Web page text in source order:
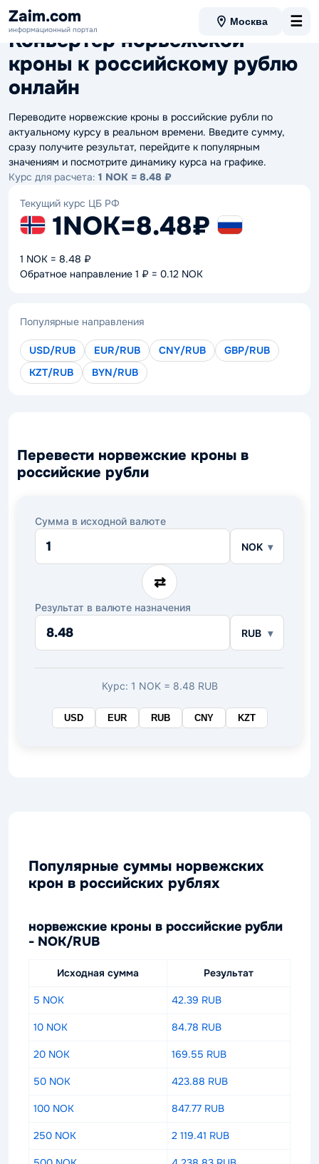
Zaim.com
информационный портал
Москва ☰
Данные актуальны на 06.08.2026 12:00
Конвертер норвежской
кроны к российскому рублю
онлайн
Переводите норвежские кроны в российские рубли по
актуальному курсу в реальном времени. Введите сумму,
сразу получите результат, перейдите к популярным
значениям и посмотрите динамику курса на графике.
Курс для расчета: 1 NOK = 8.48 ₽
Текущий курс ЦБ РФ
1NOK=8.48₽
1 NOK = 8.48 ₽
Обратное направление 1 ₽ = 0.12 NOK
Популярные направления
USD/RUB EUR/RUB CNY/RUB
GBP/RUB
KZT/RUB
BYN/RUB
Перевести норвежские кроны в
российские рубли
Сумма в исходной валюте
NOK
⇄
Результат в валюте назначения
RUB
Курс: 1 NOK = 8.48 RUB
USD EUR RUB CNY KZT
Популярные суммы норвежских
крон в российских рублях
норвежские кроны в российские рубли
- NOK/RUB
Исходная сумма Результат
5 NOK 42.39 RUB
10 NOK 84.78 RUB
20 NOK 169.55 RUB
50 NOK 423.88 RUB
100 NOK 847.77 RUB
250 NOK 2 119.41 RUB